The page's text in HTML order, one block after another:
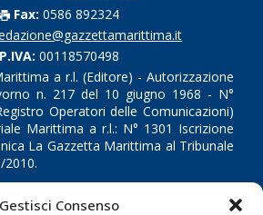
Gestisci Consenso
Fax: 0586 892324
P.IVA: 00118570498
a r.l. (Editore) - Autorizzazione
n. 217 del 10 giugno 1968 - N°
Operatori delle Comunicazioni)
Marittima a r.l.: N° 1301 Iscrizione
La Gazzetta Marittima al Tribunale
LINK